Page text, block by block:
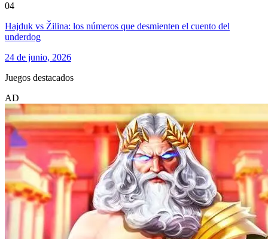
04
Hajduk vs Žilina: los números que desmienten el cuento del
underdog
24 de junio, 2026
Juegos destacados
AD